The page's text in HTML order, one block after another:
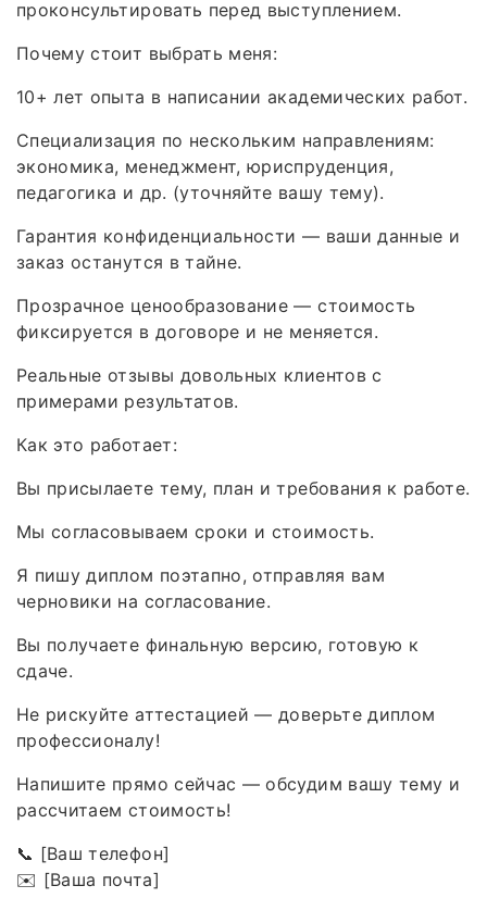
проконсультировать перед выступлением.
Почему стоит выбрать меня:
10+ лет опыта в написании академических работ.
Специализация по нескольким направлениям:
экономика, менеджмент, юриспруденция,
педагогика и др. (уточняйте вашу тему).
Гарантия конфиденциальности — ваши данные и
заказ останутся в тайне.
Прозрачное ценообразование — стоимость
фиксируется в договоре и не меняется.
Реальные отзывы довольных клиентов с
примерами результатов.
Как это работает:
Вы присылаете тему, план и требования к работе.
Мы согласовываем сроки и стоимость.
Я пишу диплом поэтапно, отправляя вам
черновики на согласование.
Вы получаете финальную версию, готовую к
сдаче.
Не рискуйте аттестацией — доверьте диплом
профессионалу!
Напишите прямо сейчас — обсудим вашу тему и
рассчитаем стоимость!
📞 [Ваш телефон]
✉️ [Ваша почта]